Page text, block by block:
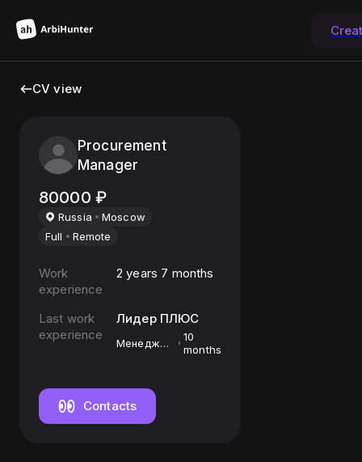
CV view
Procurement
Manager
80000 ₽
Russia
Moscow
Full
Remote
Work
experience
2 years 7 months
Last work
experience
Лидер ПЛЮС
Менеджер
10
months
Contacts